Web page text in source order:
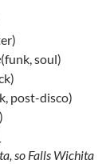
(funk, soul)
post-disco)
so Falls Wichita